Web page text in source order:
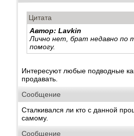
Цитата
Автор: Lavkin
Лично нет, брат недавно по
помогу.
Интересуют любые подводные
продавать.
Сообщение
Сталкивался ли кто с данной
самому.
Сообщение